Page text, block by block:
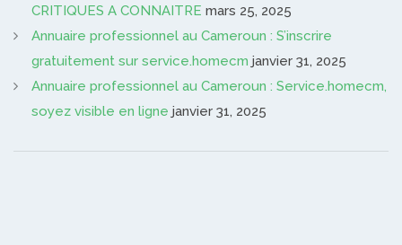
CRITIQUES A CONNAITRE mars 25, 2025
Annuaire professionnel au Cameroun : S’inscrire
gratuitement sur service.homecm janvier 31, 2025
Annuaire professionnel au Cameroun : Service.homecm,
soyez visible en ligne janvier 31, 2025